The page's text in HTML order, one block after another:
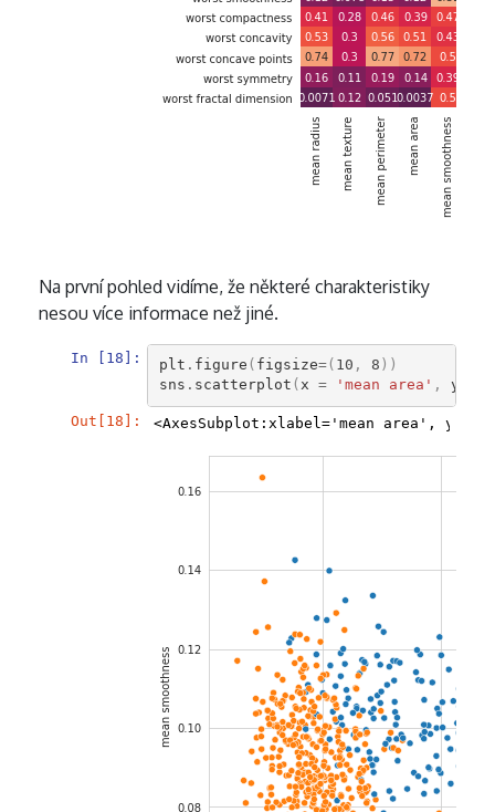
Na první pohled vidíme, že některé charakteristiky
nesou více informace než jiné.
In [18]: plt . figure ( figsize=( 10 , 8 ))
sns . scatterplot ( x = 'mean area' , y
Out[18]: <AxesSubplot:xlabel='mean area',